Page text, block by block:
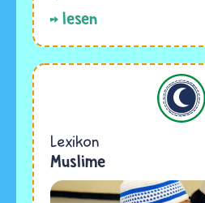
lesen
Lexikon
Muslime